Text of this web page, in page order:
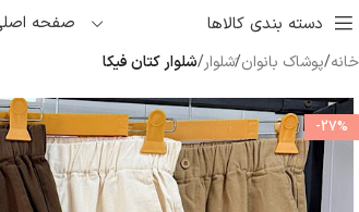
دسته بندی کالاها صفحه
خانه/پوشاک بانوان/َشلوار/شلوار کتان فیکا
-27%